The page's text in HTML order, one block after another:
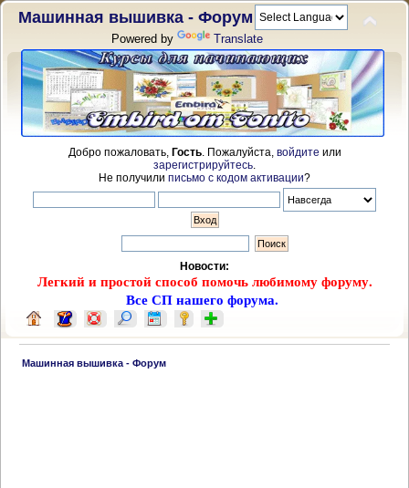
Машинная вышивка - Форум
Powered by Translate
Добро пожаловать, Гость. Пожалуйста, войдите или
зарегистрируйтесь
Не получили письмо с кодом активации?
Новости:
Легкий и простой способ помочь любимому форуму.
Все СП нашего форума.
Машинная вышивка - Форум